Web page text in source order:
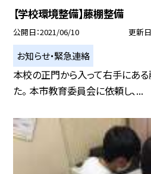
【学校環境整備】藤棚整備
公開日 2021/06/10 更新日
お知らせ・緊急連絡
本校の正門から入って右手にあ
た。 本市教育委員会に依頼し、...